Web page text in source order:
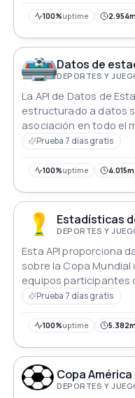
segmentar los datos
100%uptime
Datos de
DEPORTES Y
La API de Datos de
estructurado a datos
asociación en todo el
capacidad, ubicación y
segmentando los
Prueba 7 días gratis
100%uptime
Estadísticas
DEPORTES Y
Esta API proporciona
sobre la Copa Mundial
equipos participantes
Prueba 7 días gratis
100%uptime
Copa América
DEPORTES Y